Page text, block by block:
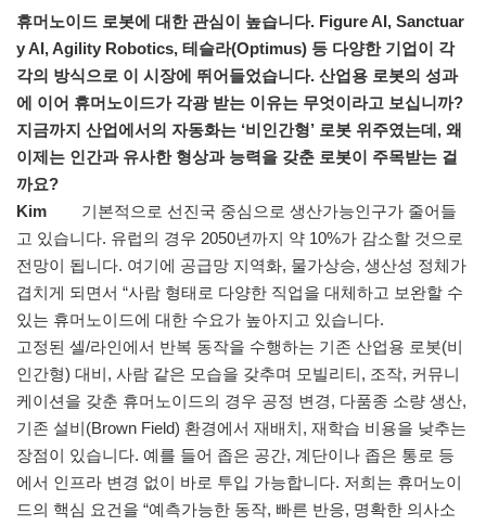
휴머노이드 로봇에 대한 관심이 높습니다. Figure AI, Sanctuar
y AI, Agility Robotics, 테슬라(Optimus) 등 다양한 기업이 각
각의 방식으로 이 시장에 뛰어들었습니다. 산업용 로봇의 성과
에 이어 휴머노이드가 각광 받는 이유는 무엇이라고 보십니까?
지금까지 산업에서의 자동화는 ‘비인간형’ 로봇 위주였는데, 왜
이제는 인간과 유사한 형상과 능력을 갖춘 로봇이 주목받는 걸
까요?
Kim
기본적으로 선진국 중심으로 생산가능인구가 줄어들
고 있습니다. 유럽의 경우 2050년까지 약 10%가 감소할 것으로
전망이 됩니다. 여기에 공급망 지역화, 물가상승, 생산성 정체가
겹치게 되면서 “사람 형태로 다양한 직업을 대체하고 보완할 수
있는 휴머노이드에 대한 수요가 높아지고 있습니다.
고정된 셀/라인에서 반복 동작을 수행하는 기존 산업용 로봇(비
인간형) 대비, 사람 같은 모습을 갖추며 모빌리티, 조작, 커뮤니
케이션을 갖춘 휴머노이드의 경우 공정 변경, 다품종 소량 생산,
기존 설비(Brown Field) 환경에서 재배치, 재학습 비용을 낮추는
장점이 있습니다. 예를 들어 좁은 공간, 계단이나 좁은 통로 등
에서 인프라 변경 없이 바로 투입 가능합니다. 저희는 휴머노이
드의 핵심 요건을 “예측가능한 동작, 빠른 반응, 명확한 의사소